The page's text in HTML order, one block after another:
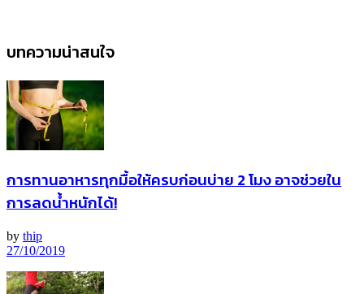
บทความน่าสนใจ
การทานอาหารทุกมื้อให้ครบก่อนบ่าย 2 โมง อาจช่วยใน
การลดน้ำหนักได้!
by thip
27/10/2019